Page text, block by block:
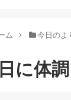
ム 今日のよ
に体